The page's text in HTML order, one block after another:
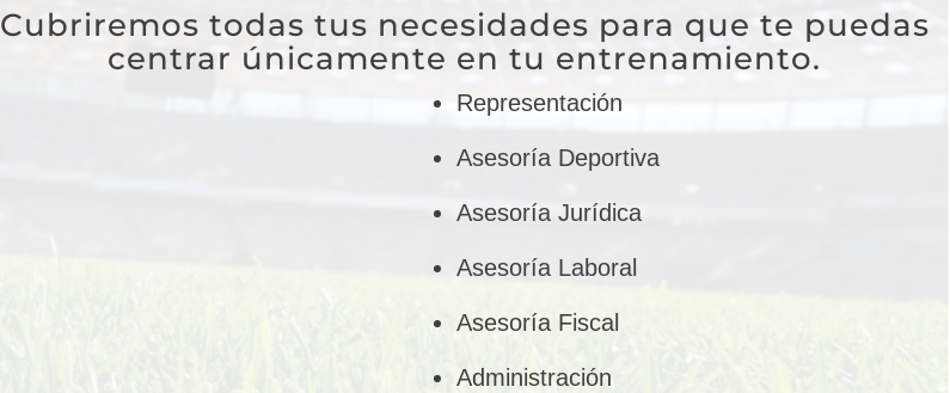
Cubriremos todas tus necesidades para que te puedas
centrar únicamente en tu entrenamiento.
Representación
Asesoría Deportiva
Asesoría Jurídica
Asesoría Laboral
Asesoría Fiscal
Administración